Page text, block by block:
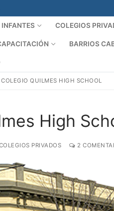
COLEGIOS
BARRIOS
COLEGIO QUILMES HIGH SCHOOL
High
PRIVADOS 2